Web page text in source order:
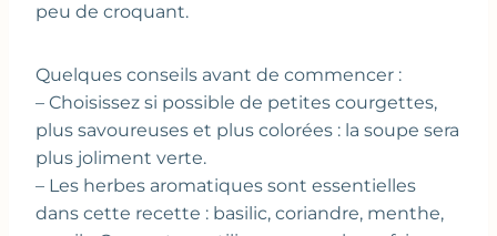
peu de croquant.
Quelques conseils avant de commencer :
– Choisissez si possible de petites courgettes,
plus savoureuses et plus colorées : la soupe sera
plus joliment verte.
– Les herbes aromatiques sont essentielles
dans cette recette : basilic, coriandre, menthe,